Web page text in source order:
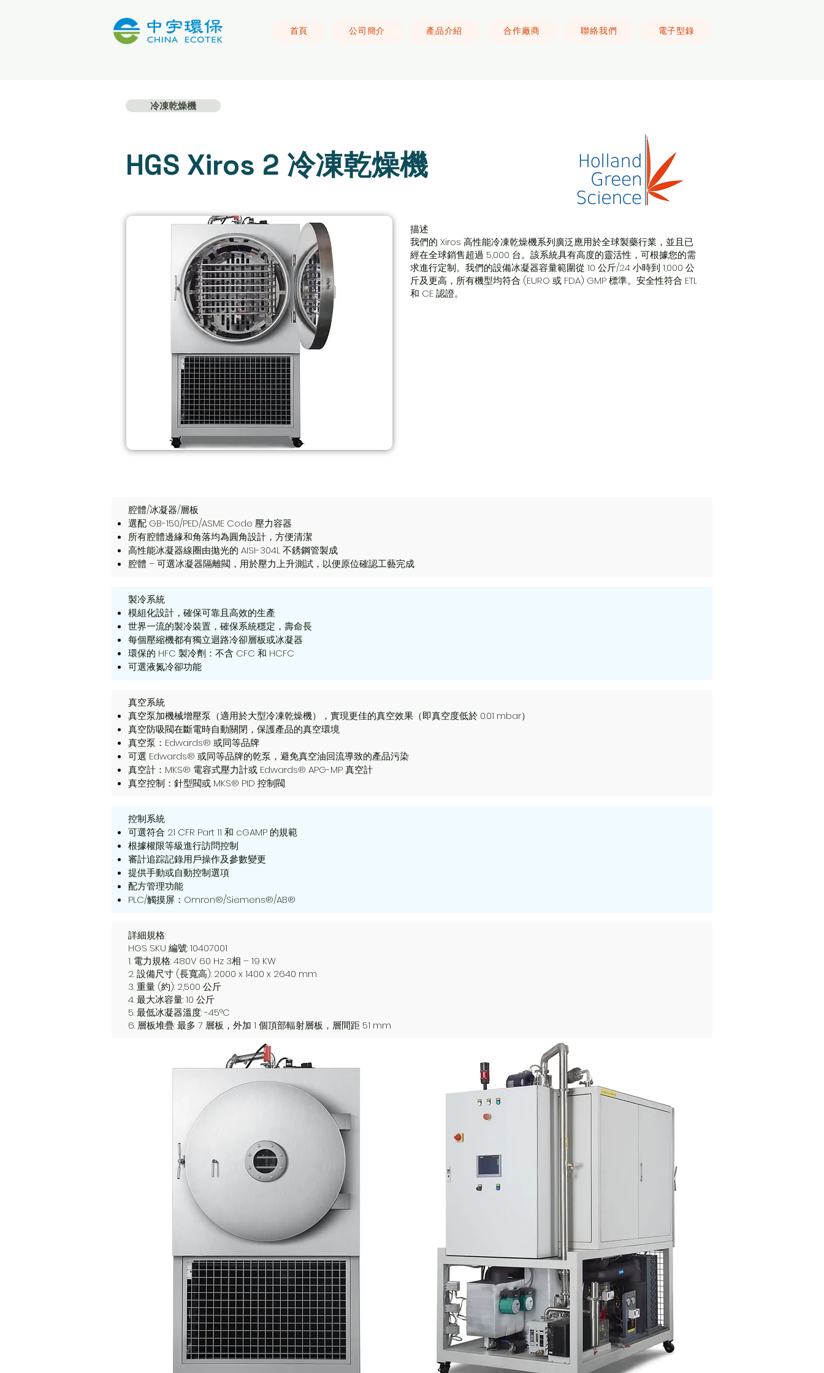
首頁 公司簡介 產品介紹 合作廠商 聯絡我們 電子型錄
冷凍乾燥機
HGS Xiros 2 冷凍乾燥機
描述
我們的 Xiros 高性能冷凍乾燥機系列廣泛應用於全球製藥行業，並且已
經在全球銷售超過 5,000 台。該系統具有高度的靈活性，可根據您的需
求進行定制。我們的設備冰凝器容量範圍從 10 公斤/24 小時到 1,000 公
斤及更高，所有機型均符合 (EURO 或 FDA) GMP 標準。安全性符合 ETL
和 CE 認證。
腔體/冰凝器/層板
選配 GB-150/PED/ASME Code 壓力容器
所有腔體邊緣和角落均為圓角設計，方便清潔
高性能冰凝器線圈由拋光的 AISI-304L 不銹鋼管製成
腔體 – 可選冰凝器隔離閥，用於壓力上升測試，以便原位確認工藝完成
製冷系統
模組化設計，確保可靠且高效的生產
世界一流的製冷裝置，確保系統穩定，壽命長
每個壓縮機都有獨立迴路冷卻層板或冰凝器
環保的 HFC 製冷劑：不含 CFC 和 HCFC
可選液氮冷卻功能
真空系統
真空泵加機械增壓泵（適用於大型冷凍乾燥機），實現更佳的真空效果（即真空度低於 0.01 mbar）
真空防吸閥在斷電時自動關閉，保護產品的真空環境
真空泵：Edwards® 或同等品牌
可選 Edwards® 或同等品牌的乾泵，避免真空油回流導致的產品污染
真空計：MKS® 電容式壓力計或 Edwards® APG-MP 真空計
真空控制：針型閥或 MKS® PID 控制閥
控制系統
可選符合 21 CFR Part 11 和 cGAMP 的規範
根據權限等級進行訪問控制
審計追踪記錄用戶操作及參數變更
提供手動或自動控制選項
配方管理功能
PLC/觸摸屏：Omron®/Siemens®/AB®
詳細規格:
HGS SKU 編號: 10407001
1. 電力規格: 480V 60 Hz 3相 – 19 KW
2. 設備尺寸 (長寬高): 2000 x 1400 x 2640 mm
3. 重量 (約): 2,500 公斤
4. 最大冰容量: 10 公斤
5. 最低冰凝器溫度: -45°C
6. 層板堆疊: 最多 7 層板，外加 1 個頂部輻射層板，層間距 51 mm